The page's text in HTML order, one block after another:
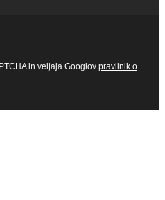
in veljaja Googlov pravilnik o